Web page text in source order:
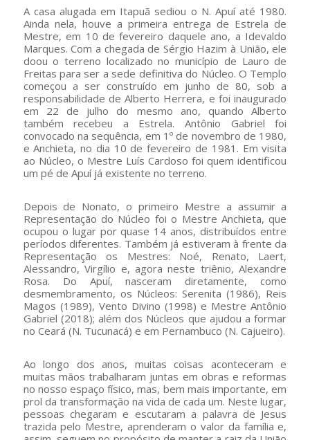
A casa alugada em Itapuã sediou o N. Apuí até 1980.
Ainda nela, houve a primeira entrega de Estrela de
Mestre, em 10 de fevereiro daquele ano, a Idevaldo
Marques. Com a chegada de Sérgio Hazim à União, ele
doou o terreno localizado no município de Lauro de
Freitas para ser a sede definitiva do Núcleo. O Templo
começou a ser construído em junho de 80, sob a
responsabilidade de Alberto Herrera, e foi inaugurado
em 22 de julho do mesmo ano, quando Alberto
também recebeu a Estrela. Antônio Gabriel foi
convocado na sequência, em 1º de novembro de 1980,
e Anchieta, no dia 10 de fevereiro de 1981. Em visita
ao Núcleo, o Mestre Luís Cardoso foi quem identificou
um pé de Apuí já existente no terreno.
Depois de Nonato, o primeiro Mestre a assumir a
Representação do Núcleo foi o Mestre Anchieta, que
ocupou o lugar por quase 14 anos, distribuídos entre
períodos diferentes. Também já estiveram à frente da
Representação os Mestres: Noé, Renato, Laert,
Alessandro, Virgílio e, agora neste triênio, Alexandre
Rosa. Do Apuí, nasceram diretamente, como
desmembramento, os Núcleos: Serenita (1986), Reis
Magos (1989), Vento Divino (1998) e Mestre Antônio
Gabriel (2018); além dos Núcleos que ajudou a formar
no Ceará (N. Tucunacá) e em Pernambuco (N. Cajueiro).
Ao longo dos anos, muitas coisas aconteceram e
muitas mãos trabalharam juntas em obras e reformas
no nosso espaço físico, mas, bem mais importante, em
prol da transformação na vida de cada um. Neste lugar,
pessoas chegaram e escutaram a palavra de Jesus
trazida pelo Mestre, aprenderam o valor da família e,